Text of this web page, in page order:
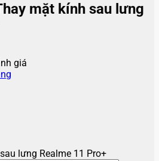
mặt kính sau lưng
giá
lưng Realme 11 Pro+